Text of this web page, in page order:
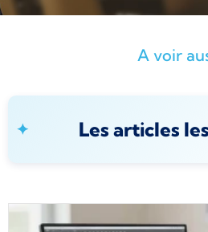
A voir
Les articles